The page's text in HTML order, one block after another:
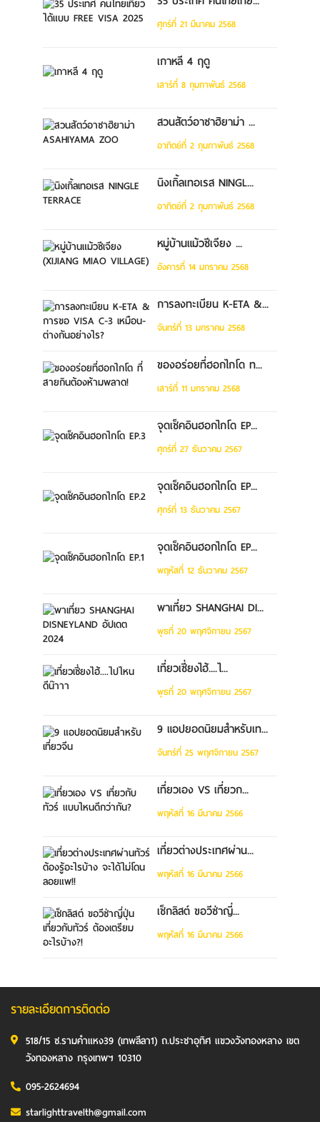
ศุกร์ที่ 21 มีนาคม 2568
เกาหลี 4 ฤดู
เสาร์ที่ 8 กุมภาพันธ์ 2568
สวนสัตว์อาซาฮิยาม่า ...
อาทิตย์ที่ 2 กุมภาพันธ์ 2568
นิงเกิ้ลเทอเรส NINGL...
อาทิตย์ที่ 2 กุมภาพันธ์ 2568
หมู่บ้านแม้วซีเจียง ...
อังคารที่ 14 มกราคม 2568
การลงทะเบียน K-ETA &...
จันทร์ที่ 13 มกราคม 2568
ของอร่อยที่ฮอกไกโด ท...
เสาร์ที่ 11 มกราคม 2568
จุดเช็คอินฮอกไกโด EP...
ศุกร์ที่ 27 ธันวาคม 2567
จุดเช็คอินฮอกไกโด EP...
ศุกร์ที่ 13 ธันวาคม 2567
จุดเช็คอินฮอกไกโด EP...
พฤหัสที่ 12 ธันวาคม 2567
พาเที่ยว SHANGHAI DI...
พุธที่ 20 พฤศจิกายน 2567
เที่ยวเซี่ยงไฮ้....ไ...
พุธที่ 20 พฤศจิกายน 2567
9 แอปยอดนิยมสำหรับเท...
จันทร์ที่ 25 พฤศจิกายน 2567
เที่ยวเอง VS เที่ยวก...
พฤหัสที่ 16 มีนาคม 2566
เที่ยวต่างประเทศผ่าน...
พฤหัสที่ 16 มีนาคม 2566
เช็กลิสต์ ขอวีซ่าญี่...
พฤหัสที่ 16 มีนาคม 2566
รายละเอียดการติดต่อ
518/15 ซ.รามคำแหง39 (เทพลีลา1) ถ.ประชาอุทิศ แขวงวังทองหลาง เขต
วังทองหลาง กรุงเทพฯ 10310
095-2624694
starlighttravelth@gmail.com